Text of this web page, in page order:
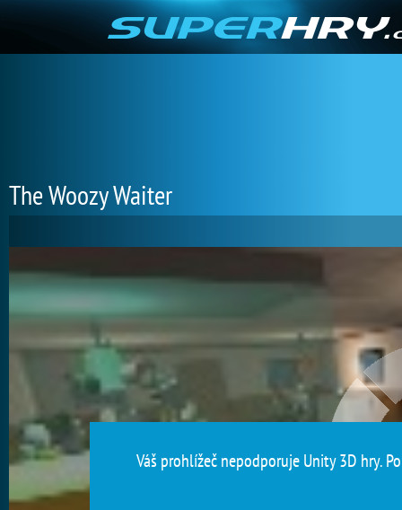
The Woozy Waiter
Váš prohlížeč nepodporuje Unity 3D hry.